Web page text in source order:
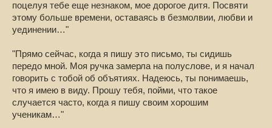
поцелуя тебе еще незнаком, мое дорогое дитя. Посвяти
этому больше времени, оставаясь в безмолвии, любви и
уединении…"
"Прямо сейчас, когда я пишу это письмо, ты сидишь
передо мной. Моя ручка замерла на полуслове, и я начал
говорить с тобой об объятиях. Надеюсь, ты понимаешь,
что я имею в виду. Прошу тебя, пойми, что такое
случается часто, когда я пишу своим хорошим
ученикам…"